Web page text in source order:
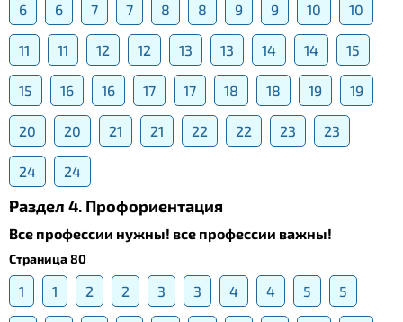
6 6 7 7 8 8 9 9 10 10
11 11 12 12 13 13 14 14 15
15 16 16 17 17 18 18 19 19
20 20 21 21 22 22 23 23
24 24
Раздел 4. Профориентация
Все профессии нужны! все профессии важны!
Страница 80
1 1 2 2 3 3 4 4 5 5